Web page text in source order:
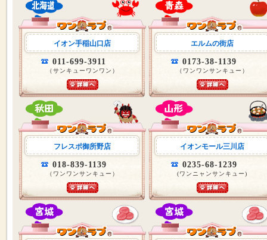
イオン手稲山口店
011-699-3911
（サンキューワンワン）
エルムの街店
0173-38-1139
（ワンワンサンキュー）
フレスポ御所野店
018-839-1139
（ワンワンサンキュー）
イオンモール三川店
0235-68-1239
(ワンニャンサンキュー)